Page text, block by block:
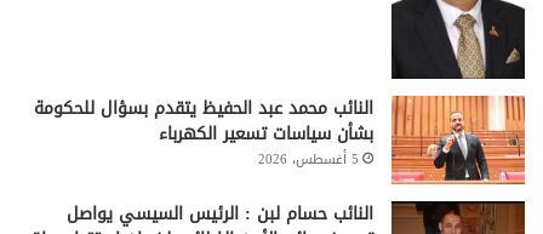
النائب محمد عبد الحفيظ يتقدم بسؤال للحكومة
بشأن سياسات تسعير الكهرباء
5 أغسطس، 2026
النائب حسام لبن : الرئيس السيسي يواصل